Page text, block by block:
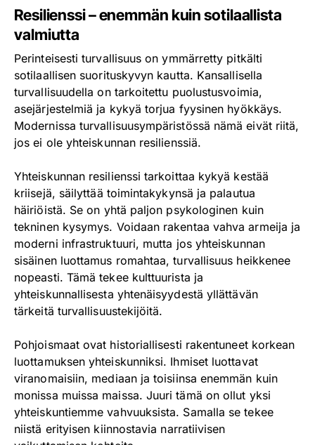
Resilienssi – enemmän kuin sotilaallista
valmiutta
Perinteisesti turvallisuus on ymmärretty pitkälti
sotilaallisen suorituskyvyn kautta. Kansallisella
turvallisuudella on tarkoitettu puolustusvoimia,
asejärjestelmiä ja kykyä torjua fyysinen hyökkäys.
Modernissa turvallisuusympäristössä nämä eivät riitä,
jos ei ole yhteiskunnan resilienssiä.
Yhteiskunnan resilienssi tarkoittaa kykyä kestää
kriisejä, säilyttää toimintakykynsä ja palautua
häiriöistä. Se on yhtä paljon psykologinen kuin
tekninen kysymys. Voidaan rakentaa vahva armeija ja
moderni infrastruktuuri, mutta jos yhteiskunnan
sisäinen luottamus romahtaa, turvallisuus heikkenee
nopeasti. Tämä tekee kulttuurista ja
yhteiskunnallisesta yhtenäisyydestä yllättävän
tärkeitä turvallisuustekijöitä.
Pohjoismaat ovat historiallisesti rakentuneet korkean
luottamuksen yhteiskunniksi. Ihmiset luottavat
viranomaisiin, mediaan ja toisiinsa enemmän kuin
monissa muissa maissa. Juuri tämä on ollut yksi
yhteiskuntiemme vahvuuksista. Samalla se tekee
niistä erityisen kiinnostavia narratiivisen